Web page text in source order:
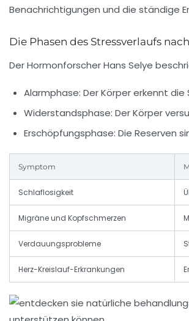
Benachrichtigungen und die ständige
Die Phasen des Stressverlaufs
Der Hormonforscher Hans Selye
Alarmphase: Der Körper erkennt
Widerstandsphase: Der Körper
Erschöpfungsphase: Die Reserven
Symptom
Schlaflosigkeit
Migräne und Kopfschmerzen
Verdauungsprobleme
Herz-Kreislauf-Erkrankungen